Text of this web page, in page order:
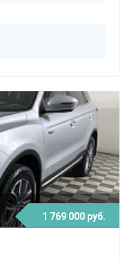
1 769 000 руб.